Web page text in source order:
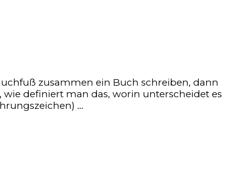
zusammen ein Buch schreiben, dann
definiert man das, worin unterscheidet es
…